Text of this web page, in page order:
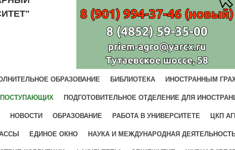
ОБРАЗОВАНИЕ БИБЛИОТЕКА ИНОСТРАННЫМ
ПОСТУПАЮЩИХ ПОДГОТОВИТЕЛЬНОЕ ОТДЕЛЕНИЕ ДЛЯ
НОВОСТИ ОБРАЗОВАНИЕ РАБОТА В УНИВЕРСИТЕТЕ ЦКП
ЕДИНОЕ ОКНО НАУКА И МЕЖДУНАРОДНАЯ